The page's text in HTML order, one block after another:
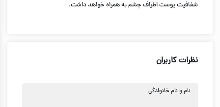
شفافیت پوست اطراف چشم به همراه خواهد داشت.
نظرات کاربران
نام و نام خانوادگی